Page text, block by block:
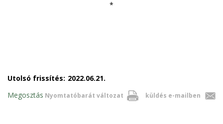
*
Utolsó frissítés: 2022.06.21.
Nyomtatóbarát változat küldés e-mailben
Megosztás